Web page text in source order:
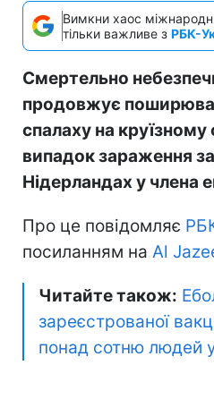
Вимкни хаос
тільки важливе з РБК-
Смертельно
продовжує
спалаху на круїзному
випадок зараження
Нідерландах у члена
Про це повідомляє
посиланням на Al
Читайте також:
зареєстрованої
понад сотню людей